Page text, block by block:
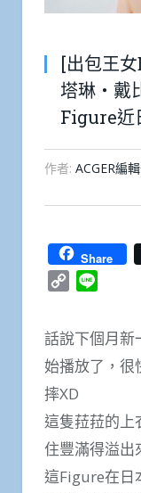
[出包王
塔琳・戴
Figure近
作者: ACGER編
Share
Copy
話說下個月新
始播放了，很
摔XD
這隻菈菈的上
住豐滿得溢
這Figure在日